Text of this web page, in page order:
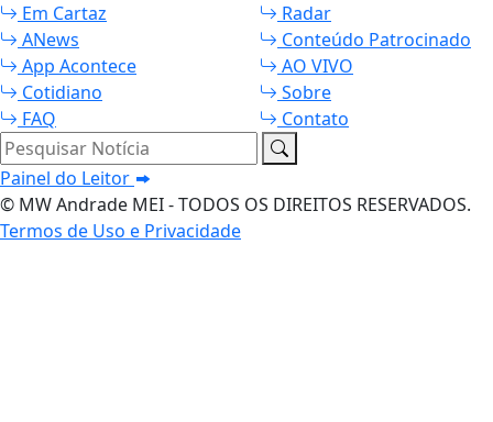
Em Cartaz
Radar
ANews
Conteúdo Patrocinado
App Acontece
AO VIVO
Cotidiano
Sobre
FAQ
Contato
Pesquisar Notícia
Painel do Leitor
© MW Andrade MEI - TODOS OS DIREITOS RESERVADOS.
Termos de Uso e Privacidade